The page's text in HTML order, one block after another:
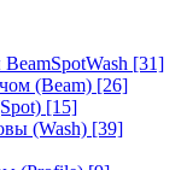
[31]
(Beam) [26]
[15]
(Wash) [39]